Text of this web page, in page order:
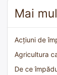
Mai
Acțiuni de
Agricultura
De ce